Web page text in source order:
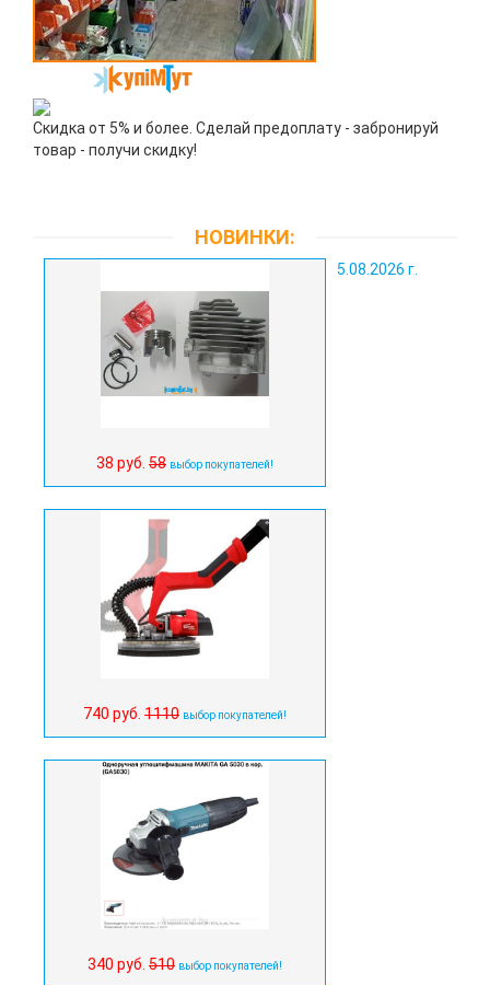
Скидка от 5% и более. Сделай предоплату - забронируй
товар - получи скидку!
НОВИНКИ:
5.08.2026 г.
38 руб. 58 выбор покупателей!
740 руб. 1110 выбор покупателей!
340 руб. 510 выбор покупателей!